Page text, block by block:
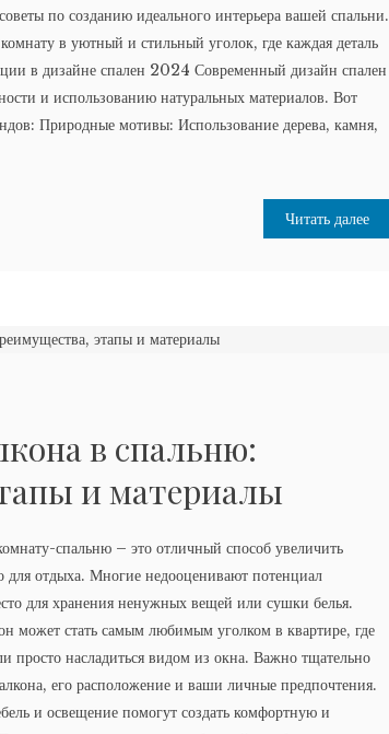
по созданию идеального интерьера вашей спальни.
в уютный и стильный уголок, где каждая деталь
в дизайне спален 2024 Современный дизайн спален
и использованию натуральных материалов. Вот
Природные мотивы: Использование дерева, камня,
Читать далее
в спальню:
и материалы
спальню – это отличный способ увеличить
отдыха. Многие недооценивают потенциал
для хранения ненужных вещей или сушки белья.
может стать самым любимым уголком в квартире, где
просто насладиться видом из окна. Важно тщательно
его расположение и ваши личные предпочтения.
и освещение помогут создать комфортную и